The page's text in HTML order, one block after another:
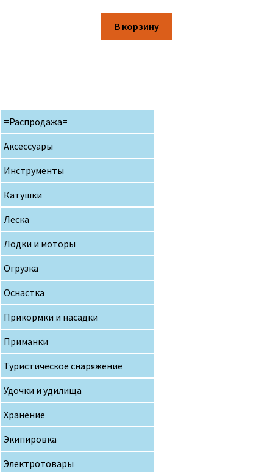
В корзину
=Распродажа=
Аксессуары
Инструменты
Катушки
Леска
Лодки и моторы
Огрузка
Оснастка
Прикормки и насадки
Приманки
Туристическое снаряжение
Удочки и удилища
Хранение
Экипировка
Электротовары